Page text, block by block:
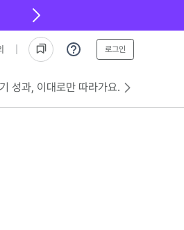
로그인
성과, 이대로만 따라가요.